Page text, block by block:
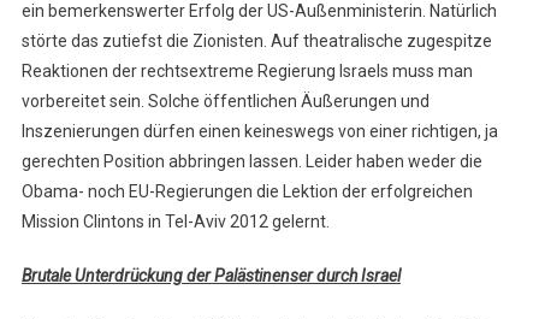
ein bemerkenswerter Erfolg der US-Außenministerin. Natürlich
störte das zutiefst die Zionisten. Auf theatralische zugespitze
Reaktionen der rechtsextreme Regierung Israels muss man
vorbereitet sein. Solche öffentlichen Äußerungen und
Inszenierungen dürfen einen keineswegs von einer richtigen, ja
gerechten Position abbringen lassen. Leider haben weder die
Obama- noch EU-Regierungen die Lektion der erfolgreichen
Mission Clintons in Tel-Aviv 2012 gelernt.
Brutale Unterdrückung der Palästinenser durch Israel